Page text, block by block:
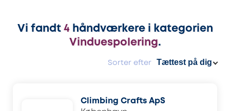
Vi fandt 4 håndværkere i kategorien
Vinduespolering.
Sorter efter
Climbing Crafts ApS